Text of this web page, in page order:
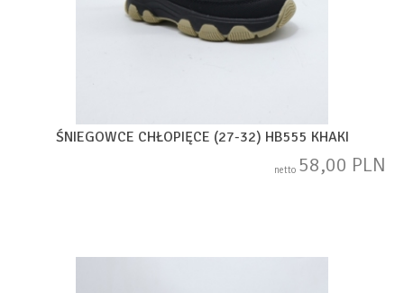
ŚNIEGOWCE CHŁOPIĘCE (27-32) HB555 KHAKI
netto 58,00 PLN